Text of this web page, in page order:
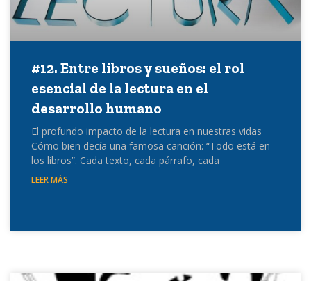
#12. Entre libros y sueños: el rol
esencial de la lectura en el
desarrollo humano
El profundo impacto de la lectura en nuestras vidas
Cómo bien decía una famosa canción: “Todo está en
los libros”. Cada texto, cada párrafo, cada
LEER MÁS